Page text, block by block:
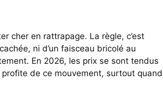
cher en rattrapage. La règle, c’est
ni d’un faisceau bricolé au
En 2026, les prix se sont tendus
de ce mouvement, surtout quand